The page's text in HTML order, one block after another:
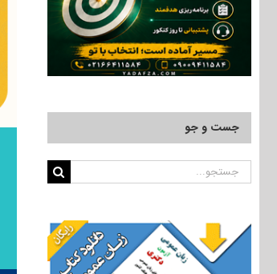
جست و جو
جستجو